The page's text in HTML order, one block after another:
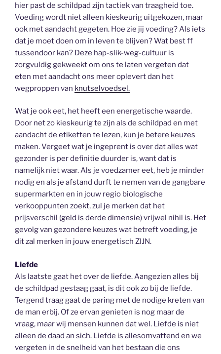
hier past de schildpad zijn tactiek van traagheid toe.
Voeding wordt niet alleen kieskeurig uitgekozen, maar
ook met aandacht gegeten. Hoe zie jij voeding? Als iets
dat je moet doen om in leven te blijven? Wat best ff
tussendoor kan? Deze hap-slik-weg-cultuur is
zorgvuldig gekweekt om ons te laten vergeten dat
eten met aandacht ons meer oplevert dan het
wegproppen van knutselvoedsel.
Wat je ook eet, het heeft een energetische waarde.
Door net zo kieskeurig te zijn als de schildpad en met
aandacht de etiketten te lezen, kun je betere keuzes
maken. Vergeet wat je ingeprent is over dat alles wat
gezonder is per definitie duurder is, want dat is
namelijk niet waar. Als je voedzamer eet, heb je minder
nodig en als je afstand durft te nemen van de gangbare
supermarkten en in jouw regio biologische
verkooppunten zoekt, zul je merken dat het
prijsverschil (geld is derde dimensie) vrijwel nihil is. Het
gevolg van gezondere keuzes wat betreft voeding, je
dit zal merken in jouw energetisch ZIJN.
Liefde
Als laatste gaat het over de liefde. Aangezien alles bij
de schildpad gestaag gaat, is dit ook zo bij de liefde.
Tergend traag gaat de paring met de nodige kreten van
de man erbij. Of ze ervan genieten is nog maar de
vraag, maar wij mensen kunnen dat wel. Liefde is niet
alleen de daad an sich. Liefde is allesomvattend en we
vergeten in de snelheid van het bestaan die ons